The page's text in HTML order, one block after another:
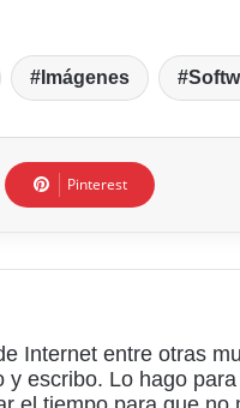
Imágenes
Pinterest
Internet entre otras
y escribo. Lo hago